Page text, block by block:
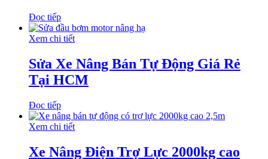
Đọc tiếp
Xem chi tiết
Sửa Xe Nâng Bán Tự Động Giá Rẻ
Tại HCM
Đọc tiếp
Xem chi tiết
Xe Nâng Điện Trợ Lực 2000kg cao